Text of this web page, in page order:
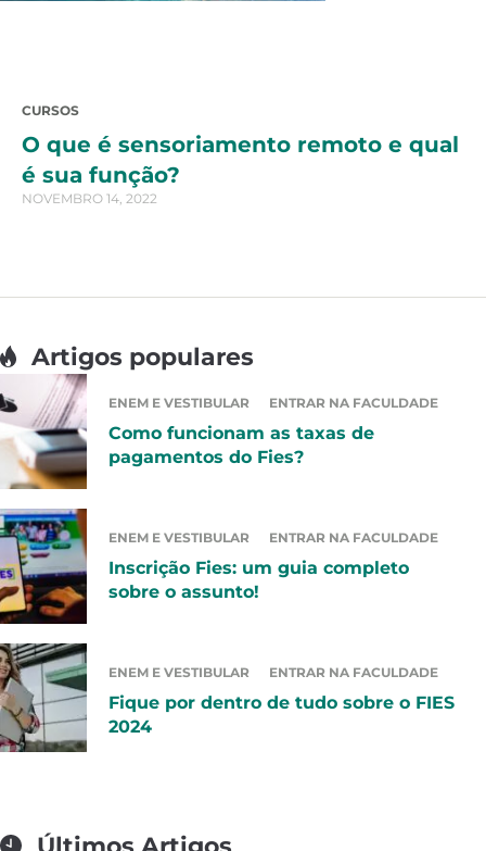
CURSOS
O que é sensoriamento remoto e qual
é sua função?
NOVEMBRO 14, 2022
Artigos populares
ENEM E VESTIBULAR ENTRAR NA FACULDADE
Como funcionam as taxas de
pagamentos do Fies?
ENEM E VESTIBULAR ENTRAR NA FACULDADE
Inscrição Fies: um guia completo
sobre o assunto!
ENEM E VESTIBULAR ENTRAR NA FACULDADE
Fique por dentro de tudo sobre o FIES
2024